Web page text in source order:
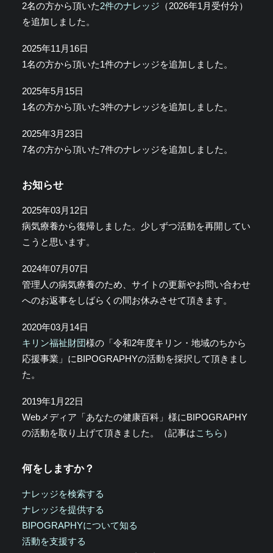
2名の方から頂いた2件のナレッジ （2026年1月受付分）
を追加しました。
2025年11月16日
1名の方から頂いた1件のナレッジを追加しました。
2025年5月15日
1名の方から頂いた3件のナレッジを追加しました。
2025年3月23日
7名の方から頂いた7件のナレッジを追加しました。
お知らせ
2025年03月12日
病気療養から復帰しました。少しずつ活動を再開してい
こうと思います。
2024年07月07日
管理人の病気療養のため、サイトの更新やお問い合わせ
へのお返事をしばらくの間お休みさせて頂きます。
2020年03月14日
キリン福祉財団様の「令和2年度キリン・地域のちから
応援事業」にBIPOGRAPHYの活動を採択して頂きまし
た。
2019年1月22日
Webメディア「あなたの健康百科」様にBIPOGRAPHY
の活動を取り上げて頂きました。（記事はこちら ）
何をしますか？
ナレッジを検索する
ナレッジを提供する
BIPOGRAPHYについて知る
活動を支援する